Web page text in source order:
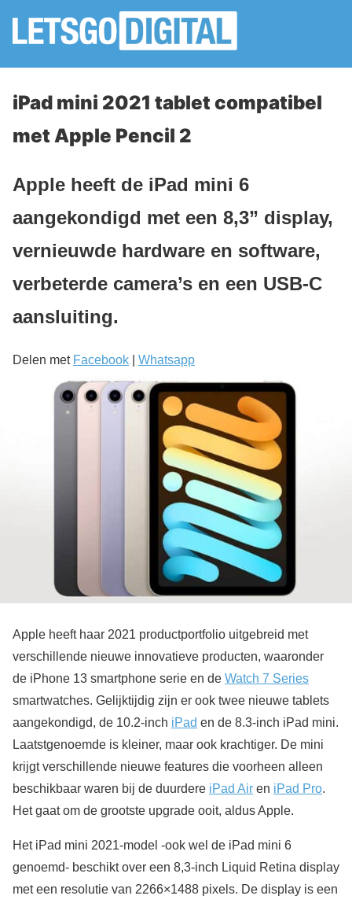
iPad mini 2021 tablet compatibel
met Apple Pencil 2
Apple heeft de iPad mini 6
aangekondigd met een 8,3” display,
vernieuwde hardware en software,
verbeterde camera’s en een USB-C
aansluiting.
Delen met Facebook Whatsapp
Apple heeft haar 2021 productportfolio uitgebreid met
verschillende nieuwe innovatieve producten, waaronder
de iPhone 13 smartphone serie en de Watch 7 Series
smartwatches. Gelijktijdig zijn er ook twee nieuwe tablets
aangekondigd, de 10.2-inch iPad en de 8.3-inch iPad mini.
Laatstgenoemde is kleiner, maar ook krachtiger. De mini
krijgt verschillende nieuwe features die voorheen alleen
beschikbaar waren bij de duurdere iPad Air en iPad Pro.
Het gaat om de grootste upgrade ooit, aldus Apple.
Het iPad mini 2021-model -ook wel de iPad mini 6
genoemd- beschikt over een 8,3-inch Liquid Retina display
met een resolutie van 2266×1488 pixels. De display is een